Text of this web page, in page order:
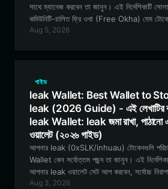
সাথে ম্যানেজ করবেন তা জানুন। এই নির্দেশিকাটি
কমিউনিটি-চালিত ফ্রি ওখা (Free Okha) মেম
অংশগ্রহণ করার সেরা উপায়গুলো নিয়ে আলোচনা করে।
Aug 5, 2026
গাইড
leak Wallet: Best Wallet to
leak (2026 Guide) - এই লেখাটির
leak Wallet: leak জমা রাখা, পাঠানো
ওয়ালেট (২০২৬ গাইড)
আপনার leak (0xSLK/inhuau) টোকেনগুলি
Wallet কেন সর্বোত্তম পছন্দ তা জানুন। এই
আপনার leak ওয়ালেট সেট আপ করবেন, সর্বোচ্চ
কার্যকরভাবে এই পরীক্ষামূলক কমিউনিটি-চালিত
Aug 3, 2026